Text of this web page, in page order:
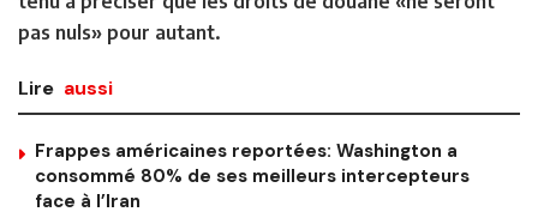
pas nuls» pour autant.
Lire aussi
Frappes américaines reportées: Washington a
consommé 80% de ses meilleurs intercepteurs
face à l’Iran